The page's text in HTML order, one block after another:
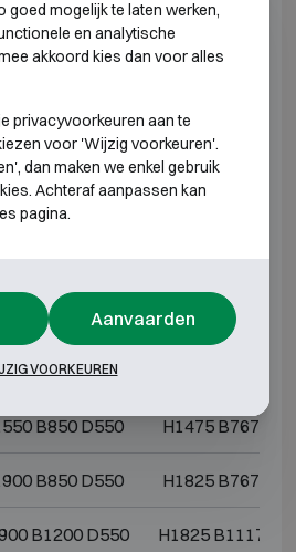
B405 D475 H475 B322
B600 D500 H525 B517
B600 D500
B600 D500 H925 B517
B600 D500 H1125 B517
B850 D550
B850 D550 H1475 B767
B850 D550 H1825 B767
B1200 D550 H1825 B1117
goed mogelijk te laten werken,
en analytische
akkoord kies dan voor alles
privacyvoorkeuren aan te
voor 'Wijzig voorkeuren'.
dan maken we enkel gebruik
Achteraf aanpassen kan
pagina.
Aanvaarden
VOORKEUREN